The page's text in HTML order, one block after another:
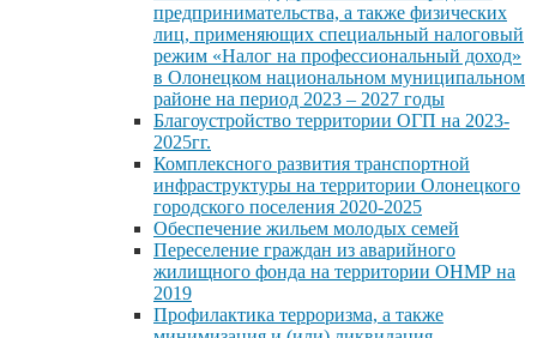
предпринимательства, а также физических
лиц, применяющих специальный налоговый
режим «Налог на профессиональный доход»
в Олонецком национальном муниципальном
районе на период 2023 – 2027 годы
Благоустройство территории ОГП на 2023-
2025гг.
Комплексного развития транспортной
инфраструктуры на территории Олонецкого
городского поселения 2020-2025
Обеспечение жильем молодых семей
Переселение граждан из аварийного
жилищного фонда на территории ОНМР на
2019
Профилактика терроризма, а также